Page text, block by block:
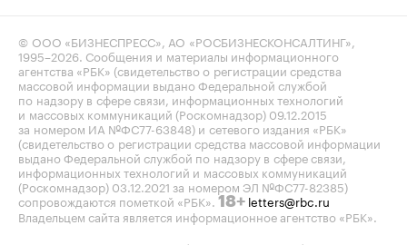
© ООО «БИЗНЕСПРЕСС», АО «РОСБИЗНЕСКОНСАЛТИНГ»,
1995–2026 . Сообщения и материалы информационного
агентства «РБК» (свидетельство о регистрации средства
массовой информации выдано Федеральной службой
по надзору в сфере связи, информационных технологий
и массовых коммуникаций (Роскомнадзор) 09.12.2015
за номером ИА №ФС77-63848) и сетевого издания «РБК»
(свидетельство о регистрации средства массовой информации
выдано Федеральной службой по надзору в сфере связи,
информационных технологий и массовых коммуникаций
(Роскомнадзор) 03.12.2021 за номером ЭЛ №ФС77-82385)
сопровождаются пометкой «РБК». 18+ letters@rbc.ru
Владельцем сайта является информационное агентство «РБК».